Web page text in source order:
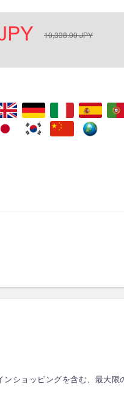
10,338.00JPY
ショッピングを含む、最大限